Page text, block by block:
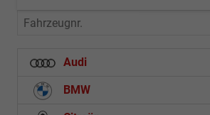
Fahrzeugnr.
Audi
BMW